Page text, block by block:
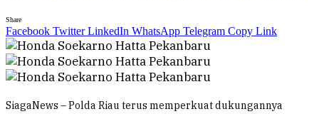
Share
Facebook Twitter LinkedIn WhatsApp Telegram Copy Link
SiagaNews – Polda Riau terus memperkuat dukungannya